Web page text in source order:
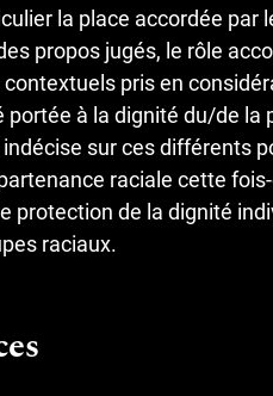
la place accordée par
propos jugés, le rôle
pris en
portée à la dignité du/de la
sur ces différents
raciale cette
protection de la dignité
raciaux.